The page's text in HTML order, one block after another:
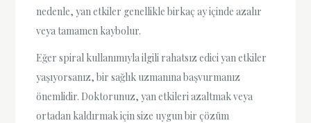
nedenle, yan etkiler genellikle birkaç ay içinde azalır
veya tamamen kaybolur.
Eğer spiral kullanımıyla ilgili rahatsız edici yan etkiler
yaşıyorsanız, bir sağlık uzmanına başvurmanız
önemlidir. Doktorunuz, yan etkileri azaltmak veya
ortadan kaldırmak için size uygun bir çözüm